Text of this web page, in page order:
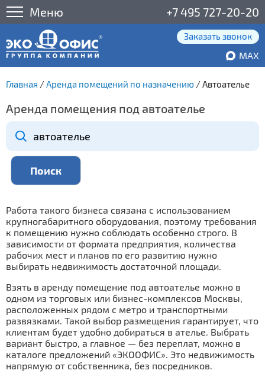
Меню +7 495 727-20-20
Заказать звонок
MAX
Главная /Аренда помещений по назначению /Автоателье
Аренда помещения под автоателье
Работа такого бизнеса связана с использованием
крупногабаритного оборудования, поэтому требования
к помещению нужно соблюдать особенно строго. В
зависимости от формата предприятия, количества
рабочих мест и планов по его развитию нужно
выбирать недвижимость достаточной площади.
Взять в аренду помещение под автоателье можно в
одном из торговых или бизнес-комплексов Москвы,
расположенных рядом с метро и транспортными
развязками. Такой выбор размещения гарантирует, что
клиентам будет удобно добираться в ателье. Выбрать
вариант быстро, а главное — без переплат, можно в
каталоге предложений «ЭКООФИС». Это недвижимость
напрямую от собственника, без посредников.